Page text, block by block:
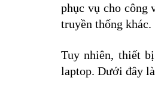
phục vụ cho công
truyền thống khác.
Tuy nhiên, thiết
laptop. Dưới đây